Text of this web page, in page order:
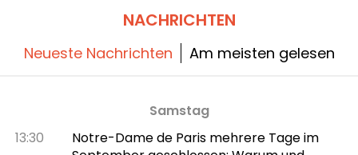
NACHRICHTEN
Neueste Nachrichten Am meisten gelesen
Samstag
13:30
Notre-Dame de Paris mehrere Tage im